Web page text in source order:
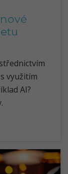
využitím
AI?